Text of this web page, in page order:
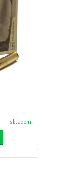
skladem